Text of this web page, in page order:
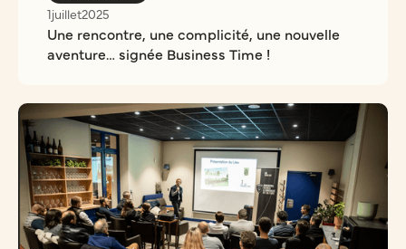
1juillet2025
Une rencontre, une complicité, une nouvelle
aventure… signée Business Time !